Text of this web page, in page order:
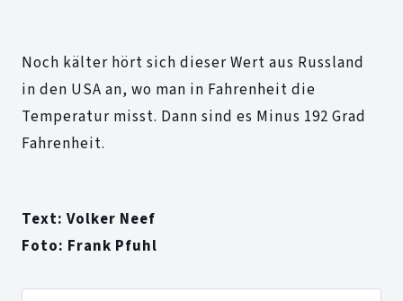
Noch kälter hört sich dieser Wert aus Russland
in den USA an, wo man in Fahrenheit die
Temperatur misst. Dann sind es Minus 192 Grad
Fahrenheit.
Text: Volker Neef
Foto: Frank Pfuhl